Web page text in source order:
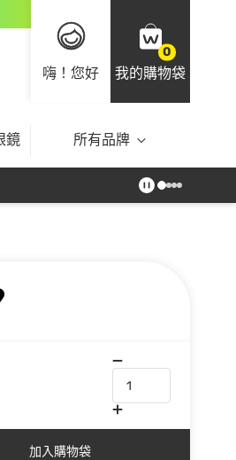
嗨！您好
0
我的購物袋
鏡 所有品牌
加入購物袋